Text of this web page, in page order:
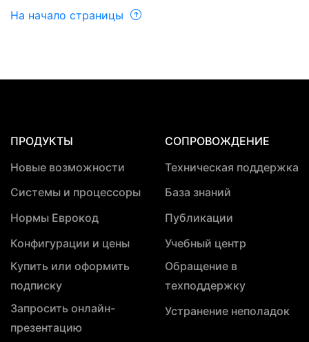
На начало страницы
ПРОДУКТЫ
Новые возможности
Системы и процессоры
Нормы Еврокод
Конфигурации и цены
Купить или оформить
подписку
Запросить онлайн-
презентацию
СОПРОВОЖДЕНИЕ
Техническая поддержка
База знаний
Публикации
Учебный центр
Обращение в
техподдержку
Устранение неполадок